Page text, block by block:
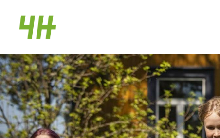
sivun
sisältöön
Pudasjärven 4H-yhdistys